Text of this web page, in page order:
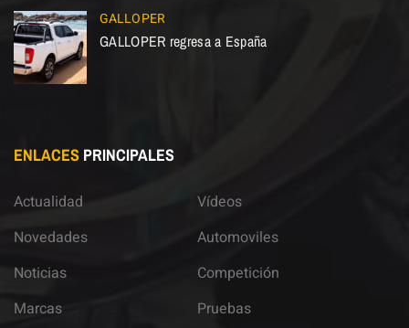
GALLOPER
GALLOPER regresa a España
ENLACES PRINCIPALES
Actualidad
Novedades
Noticias
Marcas
Vídeos
Automoviles
Competición
Pruebas